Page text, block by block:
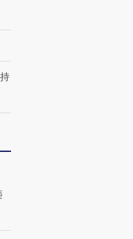
大增长引擎是什么？